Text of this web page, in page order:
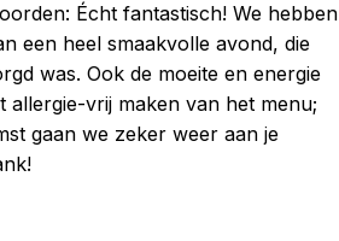
Écht fantastisch! We hebben
een heel smaakvolle avond, die
was. Ook de moeite en energie
allergie-vrij maken van het menu;
gaan we zeker weer aan je